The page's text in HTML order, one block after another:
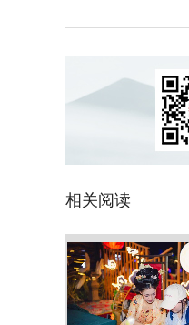
相关阅读